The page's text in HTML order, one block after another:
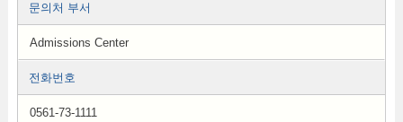
문의처 부서
Admissions Center
전화번호
0561-73-1111